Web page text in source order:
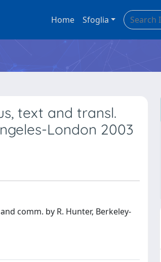
Home Sfoglia
text and transl.
London 2003
comm. by R. Hunter, Berkeley-